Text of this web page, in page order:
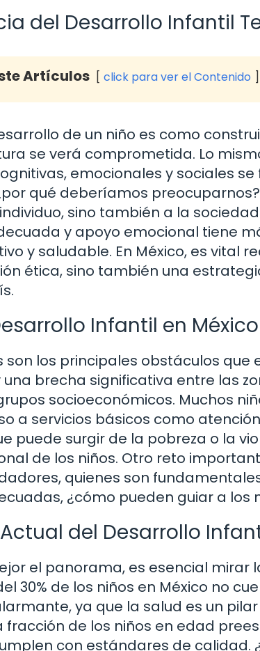
del Desarrollo Infantil
Artículos click para ver el Contenido
de un niño es como
se verá comprometida. Lo
emocionales y sociales
qué deberíamos
sino también a la
y apoyo emocional tiene
y saludable. En México, es vital
ética, sino también una
Infantil en México
son los principales obstáculos que
brecha significativa entre las
socioeconómicos. Muchos
a servicios básicos como
puede surgir de la pobreza o la
de los niños. Otro reto
quienes son
¿cómo pueden guiar a los
del Desarrollo
el panorama, es esencial mirar
30% de los niños en México no
ya que la salud es un
fracción de los niños en edad
con estándares de calidad.